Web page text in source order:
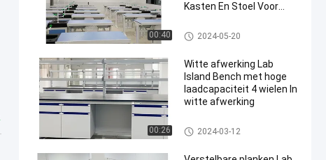
00:40
Kasten En Stoel Voor
Chemistry Lab Furniture
2024-05-20
00:26
Witte afwerking Lab
Island Bench met hoge
laadcapaciteit 4 wielen In
witte afwerking
Lab Island Bench
2024-03-12